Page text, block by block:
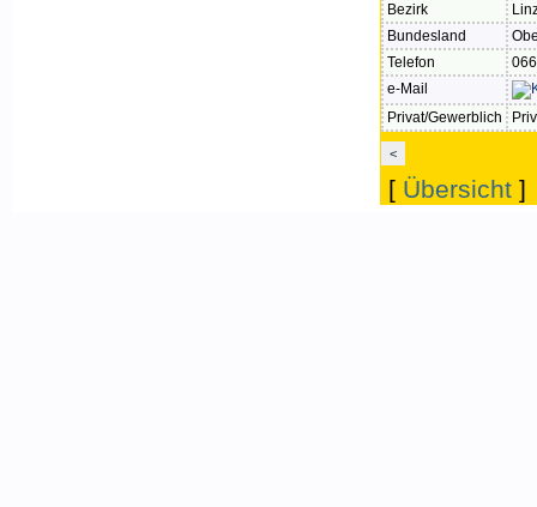
Bezirk
Bundesland
Telefon
e-Mail
Privat/Gewerblich
<
[ Übersicht